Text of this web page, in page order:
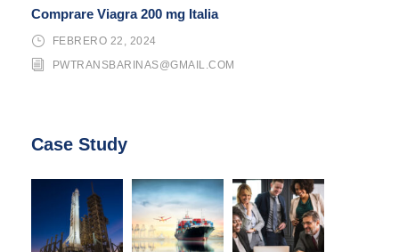
Comprare Viagra 200 mg Italia
FEBRERO 22, 2024
PWTRANSBARINAS@GMAIL.COM
Case Study